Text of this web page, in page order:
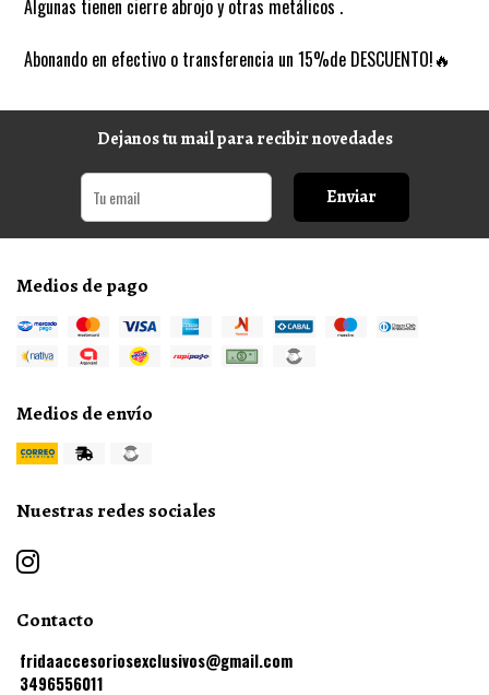
Algunas tienen cierre abrojo y otras metálicos .
Abonando en efectivo o transferencia un 15%de DESCUENTO!🔥
Dejanos tu mail para recibir novedades
Enviar
Medios de pago
Medios de envío
Nuestras redes sociales
Contacto
fridaaccesoriosexclusivos@gmail.com
3496556011